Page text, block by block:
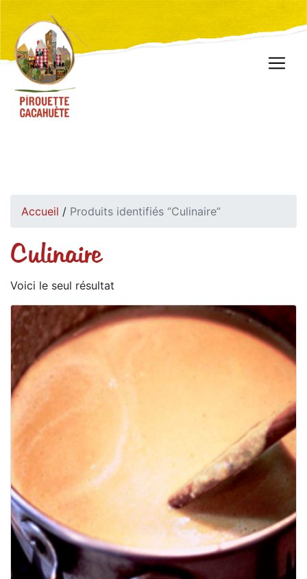
Accueil / Produits identifiés “Culinaire”
Culinaire
Voici le seul résultat